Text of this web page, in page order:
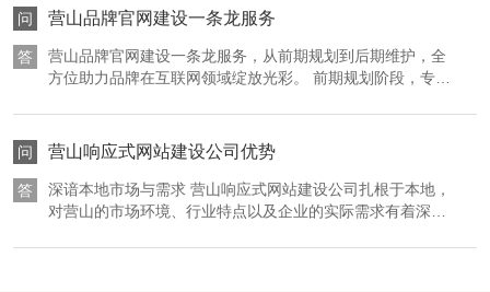
深入的了解，从而增强对政府的信任和支持，促进政府与民众之间的
良性互动。 从法律法规层面来看，国家高度重视信息无障碍建设，出
台了一系列相关法律法规和政策文件，明确要求政府网站应实现无障
律规定的义务，更是政府依法行政、建设法治政府的重要体现。通过
无障碍化优化，确保政务网站在信息发布、功能设计等方面符合相关
标准，为特殊群体提供合法、合规的政务服务环境。 随着数字化技术
的飞速发展，政务服务正朝着智能化、便捷化的方向迈进。营山政务
着政策发布、政务公开、在线办事等关键职能。一旦政务网
站遭受安全攻击，出现信息泄露、页面篡改、系统瘫痪等问
题，将严重损害政府在民众心中的形象。例如，若黑客恶意
篡改营山政务网站上的政策文件，发布虚假信息，不仅会误
此以往，政府的公信力将大打折扣，民众对政府的信任度也
会降低，进而影响政府各项工作的顺利开展。而加强安全防
护建设，能够有效抵御各类安全威胁，确保政务网站信息的
真实性、准确性和完整性，维护政府的良好形象和公信力。
在保护民众权益方面，政务网站存储了大量民众的个人信息
息等。这些信息一旦被泄露，将给民众带来严重的安全隐患
问 营山品牌官网建设一条龙服务
答
营山品牌官网建设一条龙服务，从前期规划到后期维护，全
方位助力品牌在互联网领域绽放光彩。 前期规划阶段，专业
析，为品牌官网制定独特且具有针对性的建设方案。比如，
若品牌主打营山特色农产品，团队会深入研究当地农产品市
场特点，挖掘品牌差异化优势，确定官网以展示农产品原生
态种植环境、传统加工工艺以及营养价值为重点，同时结合
浏览习惯和需求，规划官网的栏目架构和功能模块。 设计环
问 营山响应式网站建设公司优势
答
深谙本地市场与需求 营山响应式网站建设公司扎根于本地，
对营山的市场环境、行业特点以及企业的实际需求有着深入